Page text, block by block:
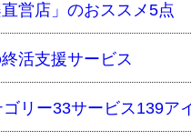
営店」のおススメ5点
活支援サービス
リー33サービス139ア